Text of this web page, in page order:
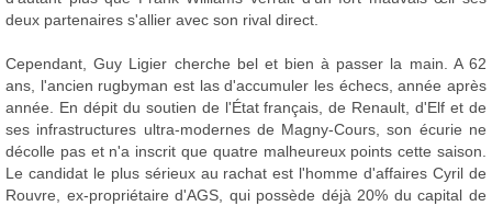
deux partenaires s'allier avec son rival direct.
Cependant, Guy Ligier cherche bel et bien à passer la main. A 62
ans, l'ancien rugbyman est las d'accumuler les échecs, année après
année. En dépit du soutien de l'État français, de Renault, d'Elf et de
ses infrastructures ultra-modernes de Magny-Cours, son écurie ne
décolle pas et n'a inscrit que quatre malheureux points cette saison.
Le candidat le plus sérieux au rachat est l'homme d'affaires Cyril de
Rouvre, ex-propriétaire d'AGS, qui possède déjà 20% du capital de